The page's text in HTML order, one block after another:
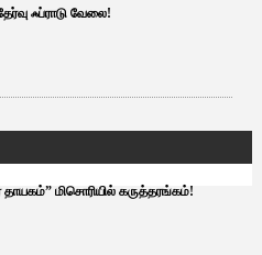
ஃப்ராடு வேலை!
தாயகம்” மிசொரியில் கருத்தரங்கம்!